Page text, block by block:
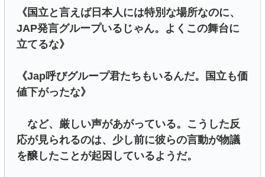
《国立と言えば日本人には特別な場所なのに、
JAP発言グループいるじゃん。よくこの舞台に
立てるな》
《Jap呼びグループ君たちもいるんだ。国立も価
値下がったな》
など、厳しい声があがっている。こうした反
応が見られるのは、少し前に彼らの言動が物議
を醸したことが起因しているようだ。